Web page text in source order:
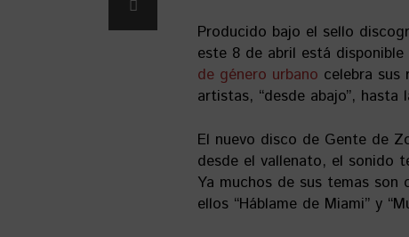
Producido bajo el sello
este 8 de abril está disponible
de género urbano celebra sus
artistas, “desde abajo”,
El nuevo disco de Gente de
desde el vallenato, el sonido
Ya muchos de sus temas son
ellos “Háblame de Miami” y